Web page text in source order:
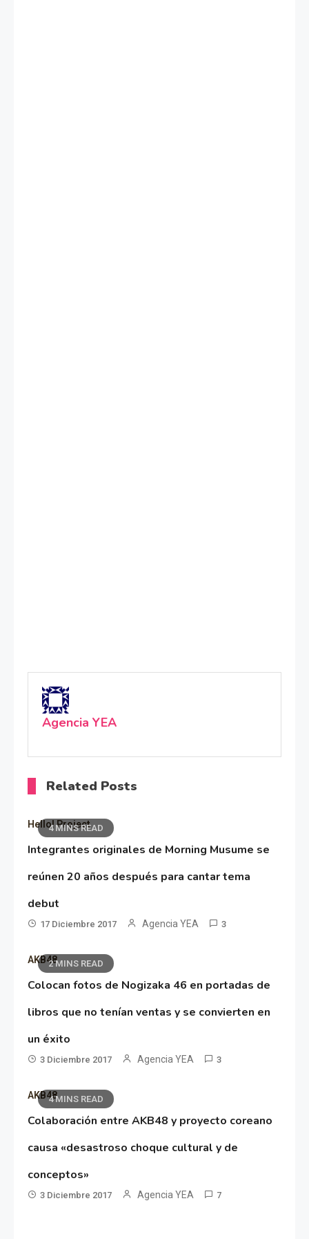
Agencia YEA
Related Posts
4 MINS READ
Hello! Project
Integrantes originales de Morning Musume se
reúnen 20 años después para cantar tema
debut
17 Diciembre 2017 Agencia YEA 3
2 MINS READ
AKB48
Colocan fotos de Nogizaka 46 en portadas de
libros que no tenían ventas y se convierten en
un éxito
3 Diciembre 2017 Agencia YEA 3
4 MINS READ
AKB48
Colaboración entre AKB48 y proyecto coreano
causa «desastroso choque cultural y de
conceptos»
3 Diciembre 2017 Agencia YEA 7